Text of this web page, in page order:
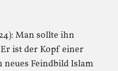
Man sollte ihn
ist der Kopf einer
neues Feindbild Islam